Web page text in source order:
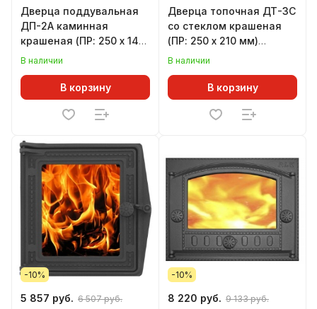
Дверца поддувальная
ДП-2А каминная
крашеная (ПР: 250 х 140
мм) ЛИТКОМ
В наличии
В корзину
Дверца топочная ДТ-3С
со стеклом крашеная
(ПР: 250 х 210 мм)
ЛИТКОМ
В наличии
В корзину
-10%
5 857 руб. 6 507 руб.
-10%
8 220 руб. 9 133 руб.